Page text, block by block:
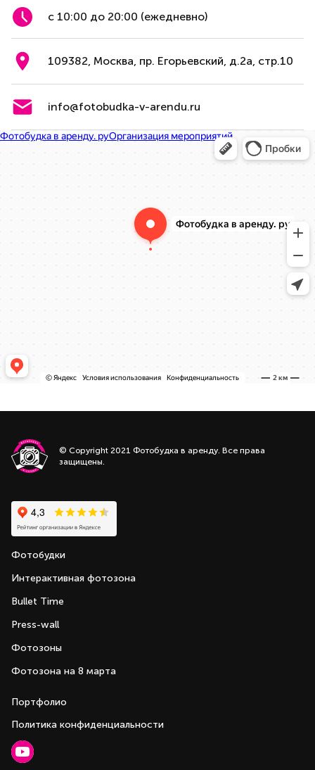
с 10:00 до 20:00 (ежедневно)
109382, Москва, пр. Егорьевский, д.2а, стр.10
info@fotobudka-v-arendu.ru
© Copyright 2021 Фотобудка в аренду. Все права
защищены.
Фотобудки
Интерактивная фотозона
Bullet Time
Press-wall
Фотозоны
Фотозона на 8 марта
Портфолио
Политика конфиденциальности